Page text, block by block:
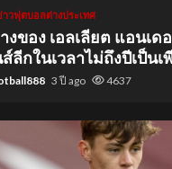
วฟุตบอลต่างประเทศ
งของ เอลเลียต แอนเ
ลีกในเวลาไม่ถึงปีเป็นเ
3 ปี ago 4637